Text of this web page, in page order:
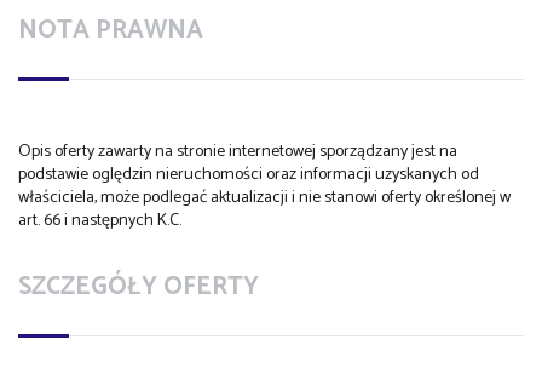
NOTA PRAWNA
Opis oferty zawarty na stronie internetowej sporządzany jest na
podstawie oględzin nieruchomości oraz informacji uzyskanych od
właściciela, może podlegać aktualizacji i nie stanowi oferty określonej w
art. 66 i następnych K.C.
SZCZEGÓŁY OFERTY